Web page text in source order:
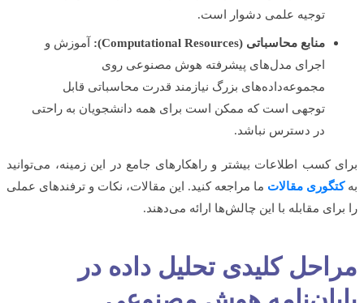
توجیه علمی دشوار است.
منابع محاسباتی (Computational Resources):
آموزش و
اجرای مدل‌های پیشرفته هوش مصنوعی روی
مجموعه‌داده‌های بزرگ نیازمند قدرت محاسباتی قابل
توجهی است که ممکن است برای همه دانشجویان به راحتی
در دسترس نباشد.
کسب اطلاعات بیشتر و راهکارهای جامع در این زمینه، می‌توانید
مقالاتما مراجعه کنید. این مقالات، نکات و ترفندهای عملی
مقابله با این چالش‌ها ارائه می‌دهند.
کلیدی تحلیل داده در